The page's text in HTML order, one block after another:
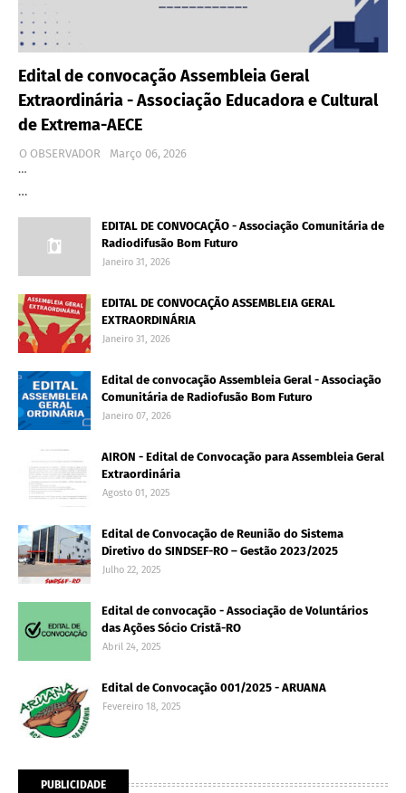
Edital de convocação Assembleia Geral
Extraordinária - Associação Educadora e Cultural
de Extrema-AECE
O OBSERVADOR
Março 06, 2026
…
…
EDITAL DE CONVOCAÇÃO - Associação Comunitária de
Radiodifusão Bom Futuro
Janeiro 31, 2026
EDITAL DE CONVOCAÇÃO ASSEMBLEIA GERAL
EXTRAORDINÁRIA
Janeiro 31, 2026
Edital de convocação Assembleia Geral - Associação
Comunitária de Radiofusão Bom Futuro
Janeiro 07, 2026
AIRON - Edital de Convocação para Assembleia Geral
Extraordinária
Agosto 01, 2025
Edital de Convocação de Reunião do Sistema
Diretivo do SINDSEF-RO – Gestão 2023/2025
Julho 22, 2025
Edital de convocação - Associação de Voluntários
das Ações Sócio Cristã-RO
Abril 24, 2025
Edital de Convocação 001/2025 - ARUANA
Fevereiro 18, 2025
PUBLICIDADE